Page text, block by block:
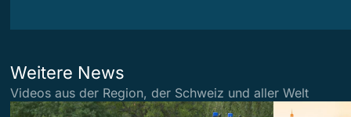
Weitere News
Videos aus der Region, der Schweiz und aller Welt